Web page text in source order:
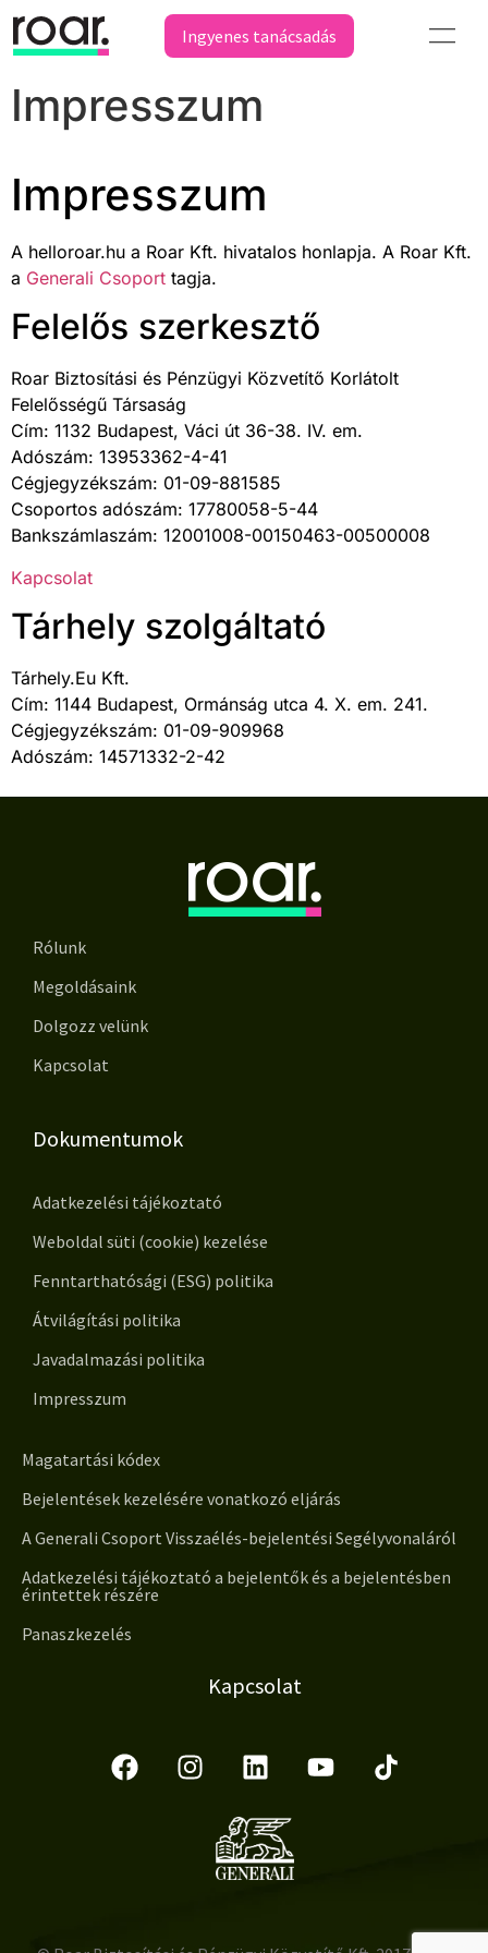
Ingyenes tanácsadás
Impresszum
Impresszum
A helloroar.hu a Roar Kft. hivatalos honlapja. A Roar Kft.
a Generali Csoport tagja.
Felelős szerkesztő
Roar Biztosítási és Pénzügyi Közvetítő Korlátolt
Felelősségű Társaság
Cím: 1132 Budapest, Váci út 36-38. IV. em.
Adószám: 13953362-4-41
Cégjegyzékszám: 01-09-881585
Csoportos adószám: 17780058-5-44
Bankszámlaszám: 12001008-00150463-00500008
Kapcsolat
Tárhely szolgáltató
Tárhely.Eu Kft.
Cím: 1144 Budapest, Ormánság utca 4. X. em. 241.
Cégjegyzékszám: 01-09-909968
Adószám: 14571332-2-42
Rólunk
Megoldásaink
Dolgozz velünk
Kapcsolat
Dokumentumok
Adatkezelési tájékoztató
Weboldal süti (cookie) kezelése
Fenntarthatósági (ESG) politika
Átvilágítási politika
Javadalmazási politika
Impresszum
Magatartási kódex
Bejelentések kezelésére vonatkozó eljárás
A Generali Csoport Visszaélés-bejelentési Segélyvonaláról
Adatkezelési tájékoztató a bejelentők és a bejelentésben
érintettek részére
Panaszkezelés
Kapcsolat